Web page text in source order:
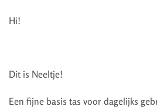
Hi!
Dit is Neeltje!
Een fijne basis tas voor dagelijks